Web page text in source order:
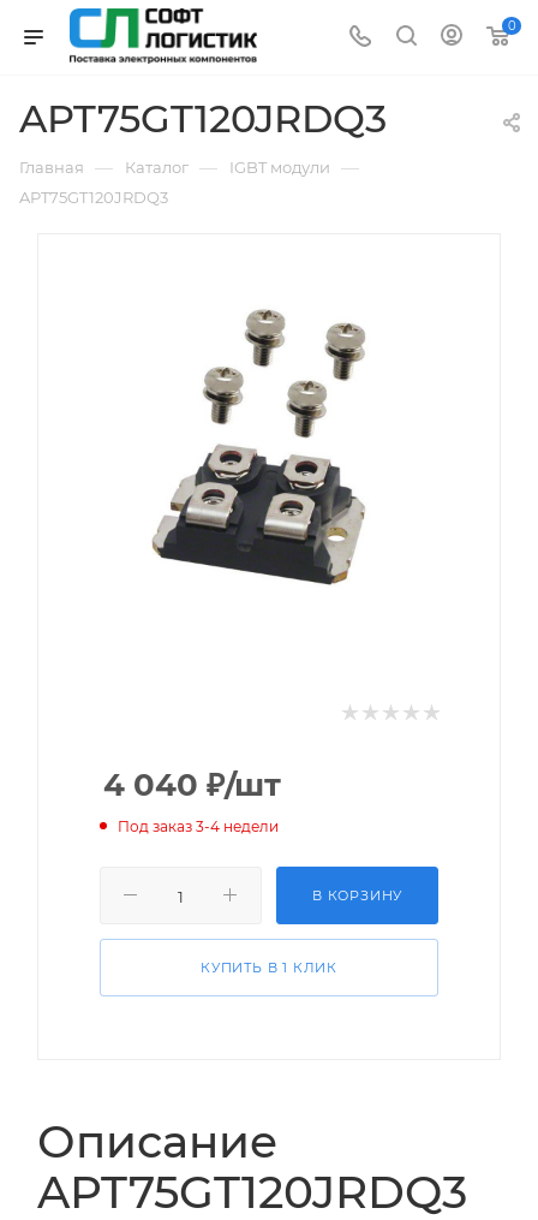
0
APT75GT120JRDQ3
Главная — Каталог — IGBT модули —
APT75GT120JRDQ3
4 040 ₽/шт
Под заказ 3-4 недели
В КОРЗИНУ
КУПИТЬ В 1 КЛИК
Описание
APT75GT120JRDQ3